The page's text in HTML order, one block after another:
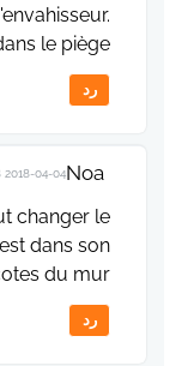
le piège.
رد
Noa
2018-04-04 11:25:18
changer le
dans son
du mur.
رد